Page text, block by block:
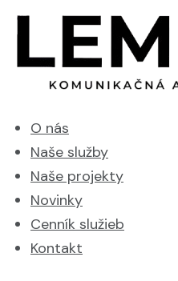
O nás
Naše služby
Naše projekty
Novinky
Cenník služieb
Kontakt